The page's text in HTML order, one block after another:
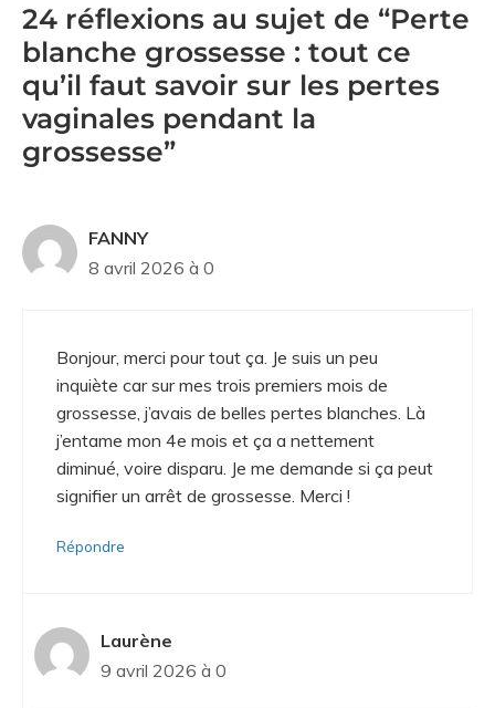
24 réflexions au sujet de “Perte
blanche grossesse : tout ce
qu’il faut savoir sur les pertes
vaginales pendant la
grossesse”
FANNY
8 avril 2026 à 0
Bonjour, merci pour tout ça. Je suis un peu
inquiète car sur mes trois premiers mois de
grossesse, j’avais de belles pertes blanches. Là
j’entame mon 4e mois et ça a nettement
diminué, voire disparu. Je me demande si ça peut
signifier un arrêt de grossesse. Merci !
Répondre
Laurène
9 avril 2026 à 0